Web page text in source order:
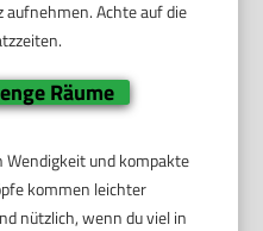
Achte auf die
Räume
Wendigkeit und kompakte
kommen leichter
nützlich, wenn du viel in